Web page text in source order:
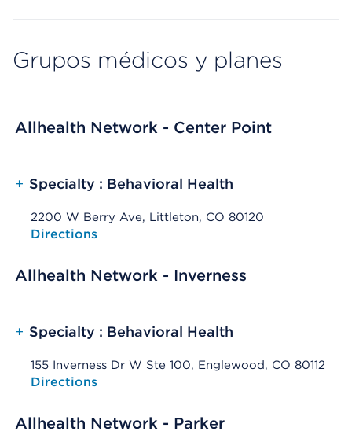
Grupos médicos y planes
Allhealth Network - Center Point
+ Specialty : Behavioral Health
2200 W Berry Ave, Littleton, CO 80120
Opens native map application on mobile devices
Directions
Allhealth Network - Inverness
+ Specialty : Behavioral Health
155 Inverness Dr W Ste 100, Englewood, CO 80112
Opens native map application on mobile devices
Directions
Allhealth Network - Parker